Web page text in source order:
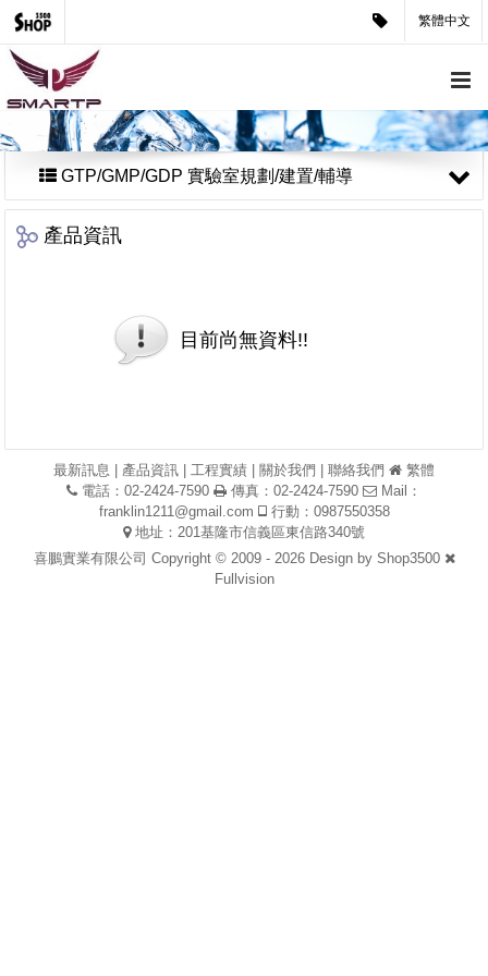
繁體中文
GTP/GMP/GDP 實驗室規劃/建置/輔導
產品資訊
目前尚無資料!!
最新訊息 產品資訊 工程實績 關於我們 聯絡我們
繁體
電話：02-2424-7590
傳真：02-2424-7590
Mail：
franklin1211@gmail.com
行動：0987550358
地址：201基隆市信義區東信路340號
喜鵬實業有限公司 Copyright © 2009 - 2026 Design by Shop3500
Fullvision